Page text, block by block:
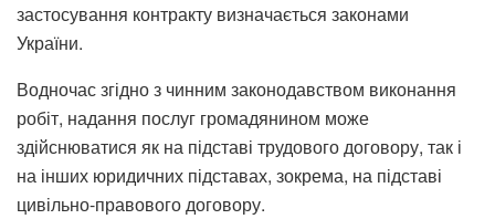
застосування контракту визначається законами
України.
Водночас згідно з чинним законодавством виконання
робіт, надання послуг громадянином може
здійснюватися як на підставі трудового договору, так і
на інших юридичних підставах, зокрема, на підставі
цивільно-правового договору.